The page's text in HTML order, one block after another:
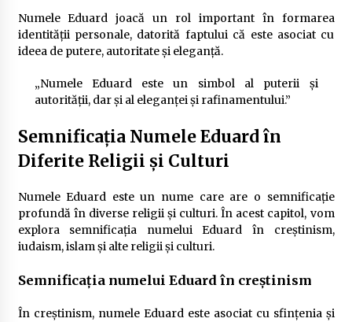
Numele Eduard joacă un rol important în formarea
identității personale, datorită faptului că este asociat cu
ideea de putere, autoritate și eleganță.
„Numele Eduard este un simbol al puterii și
autorității, dar și al eleganței și rafinamentului.”
Semnificația Numele Eduard în
Diferite Religii și Culturi
Numele Eduard este un nume care are o semnificație
profundă în diverse religii și culturi. În acest capitol, vom
explora semnificația numelui Eduard în creștinism,
iudaism, islam și alte religii și culturi.
Semnificația numelui Eduard în creștinism
În creștinism, numele Eduard este asociat cu sfințenia și